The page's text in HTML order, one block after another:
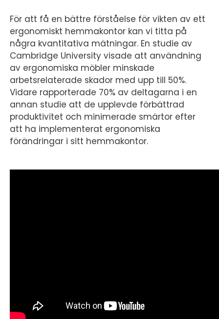
För att få en bättre förståelse för vikten av ett
ergonomiskt hemmakontor kan vi titta på
några kvantitativa mätningar. En studie av
Cambridge University visade att användning
av ergonomiska möbler minskade
arbetsrelaterade skador med upp till 50%.
Vidare rapporterade 70% av deltagarna i en
annan studie att de upplevde förbättrad
produktivitet och minimerade smärtor efter
att ha implementerat ergonomiska
förändringar i sitt hemmakontor.